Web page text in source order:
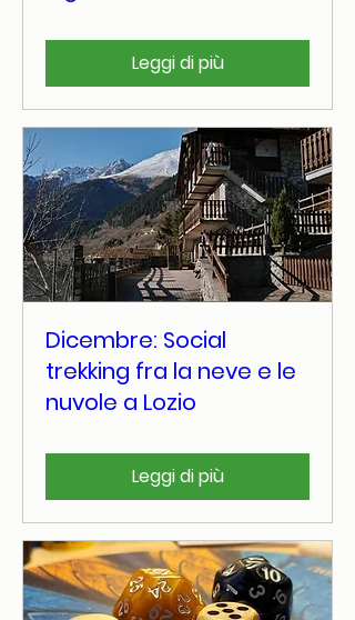
Leggi di più
Dicembre: Social
trekking fra la neve e le
nuvole a Lozio
Leggi di più